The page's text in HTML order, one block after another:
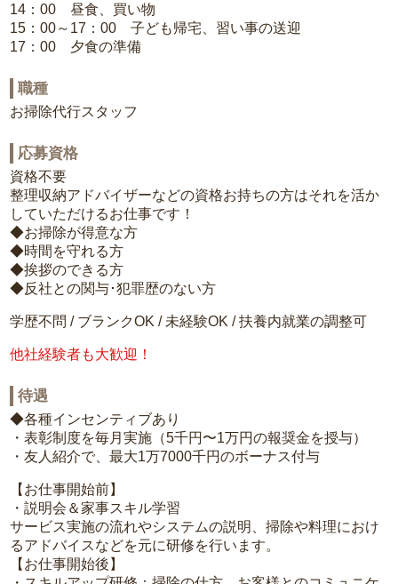
14：00 昼食、買い物
15：00～17：00 子ども帰宅、習い事の送迎
17：00 夕食の準備
職種
お掃除代行スタッフ
応募資格
資格不要
整理収納アドバイザーなどの資格お持ちの方はそれを活か
していただけるお仕事です！
◆お掃除が得意な方
◆時間を守れる方
◆挨拶のできる方
◆反社との関与･犯罪歴のない方
学歴不問 / ブランクOK / 未経験OK / 扶養内就業の調整可
他社経験者も大歓迎！
待遇
◆各種インセンティブあり
・表彰制度を毎月実施（5千円〜1万円の報奨金を授与）
・友人紹介で、最大1万7000千円のボーナス付与
【お仕事開始前】
・説明会＆家事スキル学習
サービス実施の流れやシステムの説明、掃除や料理におけ
るアドバイスなどを元に研修を行います。
【お仕事開始後】